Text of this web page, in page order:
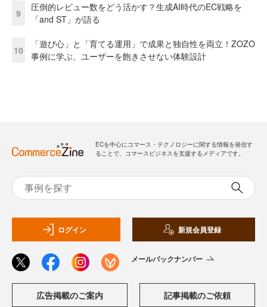
9
圧倒的レビュー数をどう活かす？生成AI時代のEC戦略を
「and ST」が語る
10
「遊び心」と「育てる運用」で成果と独自性を両立！ZOZO
事例に学ぶ、ユーザーを飽きさせない体験設計
ECを中心にコマース・テクノロジーに関する情報を発信す
ることで、コマースビジネスを支援するメディアです。
ログイン 新規会員登録
メールバックナンバー
広告掲載のご案内 記事掲載のご依頼